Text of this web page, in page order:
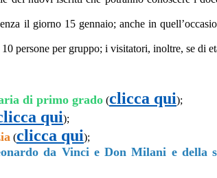
il giorno 15 gennaio; anche in
persone per gruppo; i visitatori, inoltre, se di
di primo grado (clicca qui);
qui);
(clicca qui);
da Vinci e Don Milani e